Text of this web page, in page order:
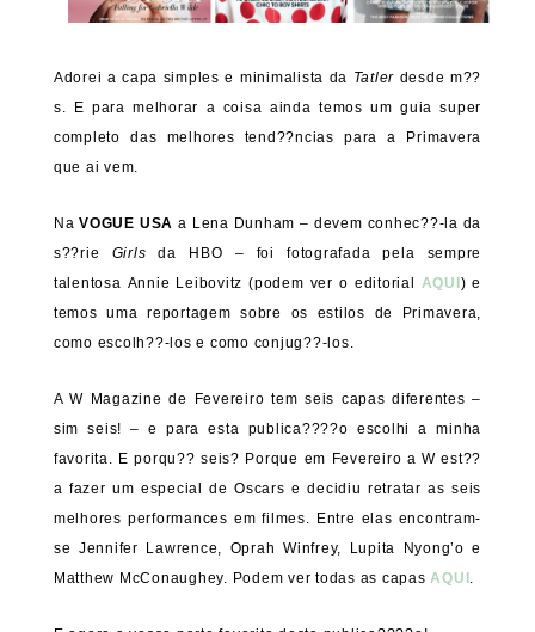
Adorei a capa simples e minimalista da Tatler desde m??
s. E para melhorar a coisa ainda temos um guia super
completo das melhores tend??ncias para a Primavera
que ai vem.
NaVOGUE USA a Lena Dunham – devem conhec??-la da
s??rie Girls da HBO – foi fotografada pela sempre
talentosa Annie Leibovitz (podem ver o editorial AQUI) e
temos uma reportagem sobre os estilos de Primavera,
como escolh??-los e como conjug??-los.
A W Magazine de Fevereiro tem seis capas diferentes –
sim seis! – e para esta publica????o escolhi a minha
favorita. E porqu?? seis? Porque em Fevereiro a W est??
a fazer um especial de Oscars e decidiu retratar as seis
melhores performances em filmes. Entre elas encontram-
se Jennifer Lawrence, Oprah Winfrey, Lupita Nyong’o e
Matthew McConaughey. Podem ver todas as capasAQUI.